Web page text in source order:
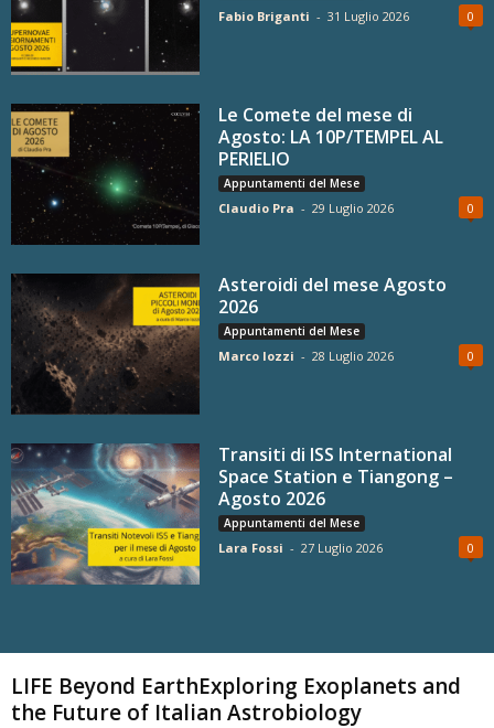
Fabio Briganti - 31 Luglio 2026 0
Le Comete del mese di
Agosto: LA 10P/TEMPEL AL
PERIELIO
Appuntamenti del Mese
Claudio Pra - 29 Luglio 2026 0
Asteroidi del mese Agosto
2026
Appuntamenti del Mese
Marco Iozzi - 28 Luglio 2026 0
Transiti di ISS International
Space Station e Tiangong –
Agosto 2026
Appuntamenti del Mese
Lara Fossi - 27 Luglio 2026 0
LIFE Beyond EarthExploring Exoplanets and
the Future of Italian Astrobiology